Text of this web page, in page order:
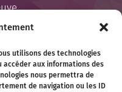
utilisons des technologies
aux informations des
nous permettra de
de navigation ou les ID
Loire
Barbé -